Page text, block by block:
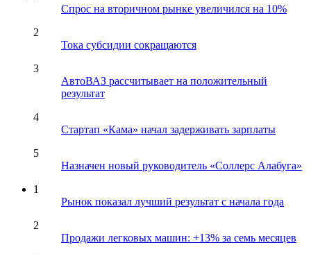
Спрос на вторичном рынке увеличился на 10%
2
Тока субсидии сокращаются
3
АвтоВАЗ рассчитывает на положительный
результат
4
Стартап «Кама» начал задерживать зарплаты
5
Назначен новый руководитель «Соллерс Алабуга»
1
Рынок показал лучший результат с начала года
2
Продажи легковых машин: +13% за семь месяцев